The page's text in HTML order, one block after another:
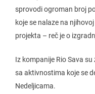
sprovodi ogroman broj
koje se nalaze na
projekta – reč je o
Iz kompanije Rio Sava
sa aktivnostima koje se
Nedeljicama.